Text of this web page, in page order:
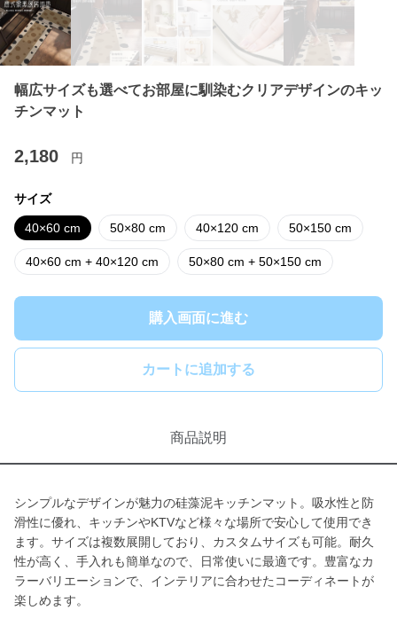
幅広サイズも選べてお部屋に馴染むクリアデザインのキッ
チンマット
2,180 円
サイズ
40×60 cm 50×80 cm 40×120 cm 50×150 cm
40×60 cm + 40×120 cm 50×80 cm + 50×150 cm
購入画面に進む
カートに追加する
商品説明
シンプルなデザインが魅力の硅藻泥キッチンマット。吸水性と防
滑性に優れ、キッチンやKTVなど様々な場所で安心して使用でき
ます。サイズは複数展開しており、カスタムサイズも可能。耐久
性が高く、手入れも簡単なので、日常使いに最適です。豊富なカ
ラーバリエーションで、インテリアに合わせたコーディネートが
楽しめます。